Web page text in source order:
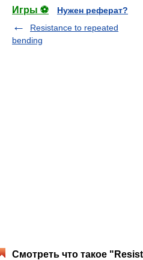
Игры ⚽
Нужен реферат?
Resistance to repeated
bending
Смотреть что такое